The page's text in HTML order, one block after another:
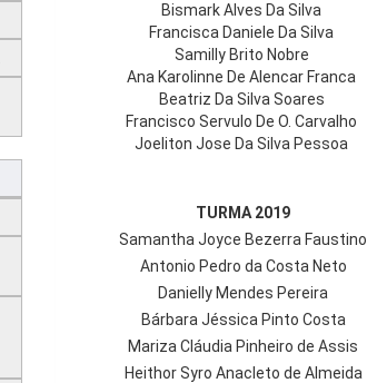
Bismark Alves Da Silva
Francisca Daniele Da Silva
Samilly Brito Nobre
Ana Karolinne De Alencar Franca
Beatriz Da Silva Soares
Francisco Servulo De O. Carvalho
Joeliton Jose Da Silva Pessoa
TURMA 2019
Samantha Joyce Bezerra Faustino
Antonio Pedro da Costa Neto
Danielly Mendes Pereira
Bárbara Jéssica Pinto Costa
Mariza Cláudia Pinheiro de Assis
Heithor Syro Anacleto de Almeida